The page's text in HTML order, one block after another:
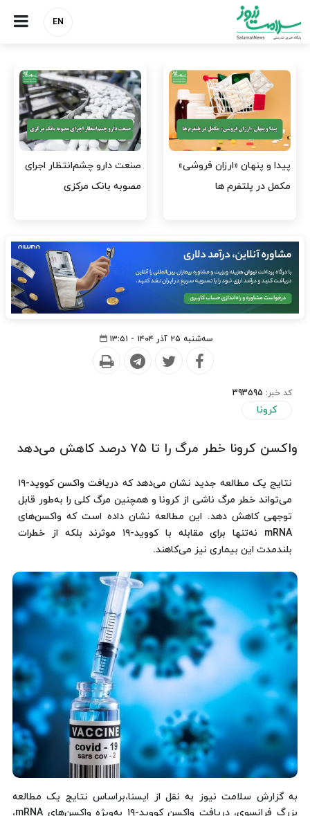
EN
صنعت دارو چشم‌انتظار اجرای
مصوبه بانک مرکزی
هشدار کانون هموفیلی ایران:
۴ هزار بیمار ۸ ماه است
سه‌شنبه ۲۵ آذر ۱۴۰۴ - ۱۳:۵۱
کد خبر: 393595
کرونا
واکسن کرونا خطر مرگ را تا ۷۵ درصد کاهش می‌دهد
نتایج یک مطالعه جدید نشان می‌دهد که دریافت واکسن کووید-۱۹
می‌تواند خطر مرگ ناشی از کرونا و همچنین مرگ کلی را به‌طور قابل
توجهی کاهش دهد. این مطالعه نشان داده است که واکسن‌های
mRNA نه‌تنها برای مقابله با کووید-۱۹ موثرند بلکه از خطرات
بلندمدت این بیماری نیز می‌کاهند.
به گزارش سلامت نیوز به نقل از ایسنا،براساس نتایج یک مطالعه
بزرگ فرانسوی، دریافت واکسن کووید-۱۹ به‌ویژه واکسن‌های mRNA،